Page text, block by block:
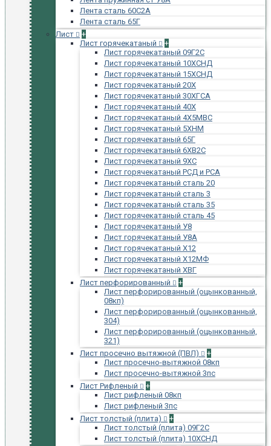
Лента сталь 60С2А
Лента сталь 65Г
Лист
+
Лист горячекатаный
+
Лист горячекатаный 09Г2С
Лист горячекатаный 10ХСНД
Лист горячекатаный 15ХСНД
Лист горячекатаный 20Х
Лист горячекатаный 30ХГСА
Лист горячекатаный 40Х
Лист горячекатаный 4Х5МВС
Лист горячекатаный 5ХНМ
Лист горячекатаный 65Г
Лист горячекатаный 6ХВ2С
Лист горячекатаный 9ХС
Лист горячекатаный РСД и РСА
Лист горячекатаный сталь 20
Лист горячекатаный сталь 3
Лист горячекатаный сталь 35
Лист горячекатаный сталь 45
Лист горячекатаный У8
Лист горячекатаный У8А
Лист горячекатаный Х12
Лист горячекатаный Х12МФ
Лист горячекатаный ХВГ
Лист перфорированный
+
Лист перфорированный (оцынкованный,
08кп)
Лист перфорированный (оцынкованный,
304)
Лист перфорированный (оцынкованный,
321)
Лист просечно вытяжной (ПВЛ)
+
Лист просечно-вытяжной 08кп
Лист просечно-вытяжной 3пс
Лист Рифленый
+
Лист рифленый 08кп
Лист рифленый 3пс
Лист толстый (плита)
+
Лист толстый (плита) 09Г2С
Лист толстый (плита) 10ХСНД